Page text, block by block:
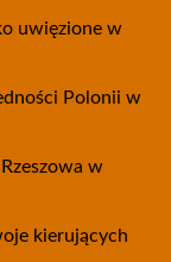
uwięzione w
Polonii w
w
kierujących